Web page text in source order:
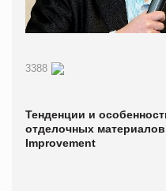
3388
Тенденции и
отделочных
Improvemеnt